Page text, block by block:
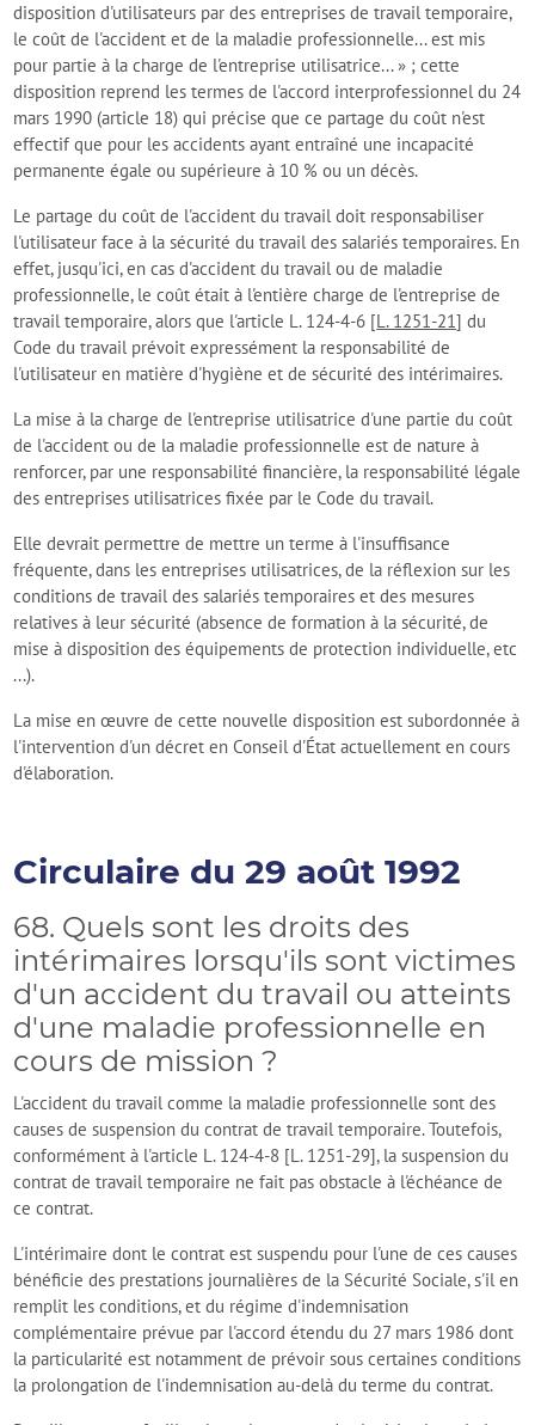
disposition d'utilisateurs par des entreprises de travail temporaire,
le coût de l'accident et de la maladie professionnelle... est mis
pour partie à la charge de l'entreprise utilisatrice... » ; cette
disposition reprend les termes de l'accord interprofessionnel du 24
mars 1990 (article 18) qui précise que ce partage du coût n'est
effectif que pour les accidents ayant entraîné une incapacité
permanente égale ou supérieure à 10 % ou un décès.
Le partage du coût de l'accident du travail doit responsabiliser
l'utilisateur face à la sécurité du travail des salariés temporaires. En
effet, jusqu'ici, en cas d'accident du travail ou de maladie
professionnelle, le coût était à l'entière charge de l'entreprise de
travail temporaire, alors que l'article L. 124-4-6 [L. 1251-21] du
Code du travail prévoit expressément la responsabilité de
l'utilisateur en matière d'hygiène et de sécurité des intérimaires.
La mise à la charge de l'entreprise utilisatrice d'une partie du coût
de l'accident ou de la maladie professionnelle est de nature à
renforcer, par une responsabilité financière, la responsabilité légale
des entreprises utilisatrices fixée par le Code du travail.
Elle devrait permettre de mettre un terme à l'insuffisance
fréquente, dans les entreprises utilisatrices, de la réflexion sur les
conditions de travail des salariés temporaires et des mesures
relatives à leur sécurité (absence de formation à la sécurité, de
mise à disposition des équipements de protection individuelle, etc
...).
La mise en œuvre de cette nouvelle disposition est subordonnée à
l'intervention d'un décret en Conseil d'État actuellement en cours
d'élaboration.
Circulaire du 29 août 1992
68. Quels sont les droits des
intérimaires lorsqu'ils sont victimes
d'un accident du travail ou atteints
d'une maladie professionnelle en
cours de mission ?
L'accident du travail comme la maladie professionnelle sont des
causes de suspension du contrat de travail temporaire. Toutefois,
conformément à l'article L. 124-4-8 [L. 1251-29], la suspension du
contrat de travail temporaire ne fait pas obstacle à l'échéance de
ce contrat.
L'intérimaire dont le contrat est suspendu pour l'une de ces causes
bénéficie des prestations journalières de la Sécurité Sociale, s'il en
remplit les conditions, et du régime d'indemnisation
complémentaire prévue par l'accord étendu du 27 mars 1986 dont
la particularité est notamment de prévoir sous certaines conditions
la prolongation de l'indemnisation au-delà du terme du contrat.